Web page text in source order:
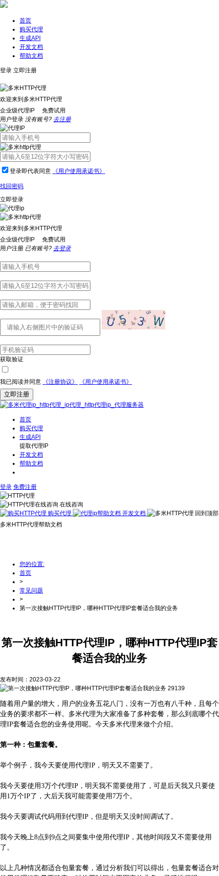
首页
购买代理
生成API
开发文档
帮助文档
登录 立即注册
欢迎来到多米HTTP代理
企业级代理IP 免费试用
用户登录 没有账号? 去注册
登录即代表同意 《用户使用承诺书》
找回密码
立即登录
欢迎来到多米HTTP代理
企业级代理IP 免费试用
用户注册 已有账号? 去登录
获取验证
我已阅读并同意 《注册协议》 《用户使用承诺书》
立即注册
首页
购买代理
生成API
提取代理IP
开发文档
帮助文档
登录 免费注册
在线咨询
购买代理
开发文档
回到顶部
多米HTTP代理帮助文档
您的位置:
首页
>
常见问题
>
第一次接触HTTP代理IP，哪种HTTP代理IP套餐适合我的业务
第一次接触HTTP代理IP，哪种HTTP代理IP套
餐适合我的业务
发布时间：2023-03-22
29139
随着用户量的增大，用户的业务五花八门，没有一万也有八千种，且每个
业务的要求都不一样。多米代理为大家准备了多种套餐，那么到底哪个代
理IP套餐适合您的业务使用呢。今天多米代理来做个介绍。
第一种：包量套餐。
举个例子，我今天要使用代理IP，明天又不需要了。
我今天要使用3万个代理IP，明天我不需要使用了，可是后天我又只要使
用1万个IP了，大后天我可能需要使用7万个。
我今天要调试代码用到代理IP，但是明天又没时间调试了。
我今天晚上8点到9点之间要集中使用代理IP，其他时间段又不需要使用
了。
以上几种情况都适合包量套餐，通过分析我们可以得出，包量套餐适合对